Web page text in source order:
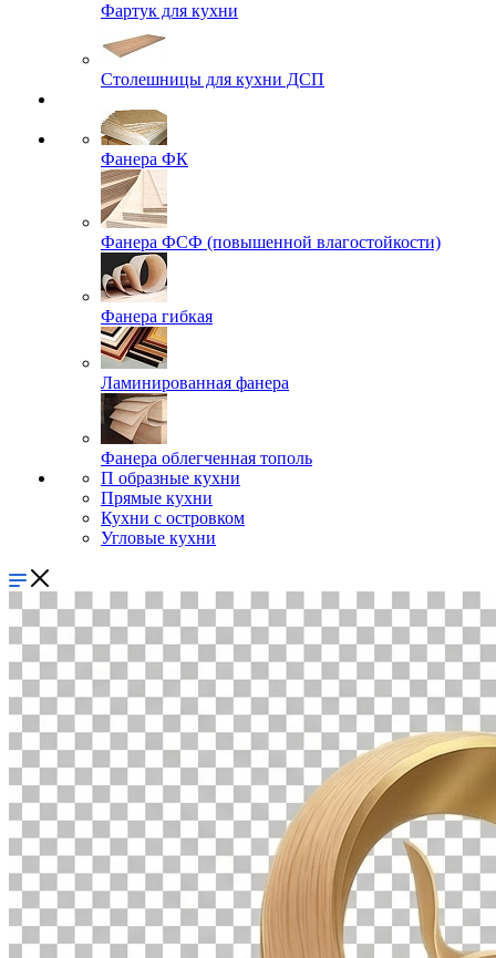
Фартук для кухни
Столешницы для кухни ДСП
Фанера ФК
Фанера ФСФ (повышенной влагостойкости)
Фанера гибкая
Ламинированная фанера
Фанера облегченная тополь
П образные кухни
Прямые кухни
Кухни с островком
Угловые кухни